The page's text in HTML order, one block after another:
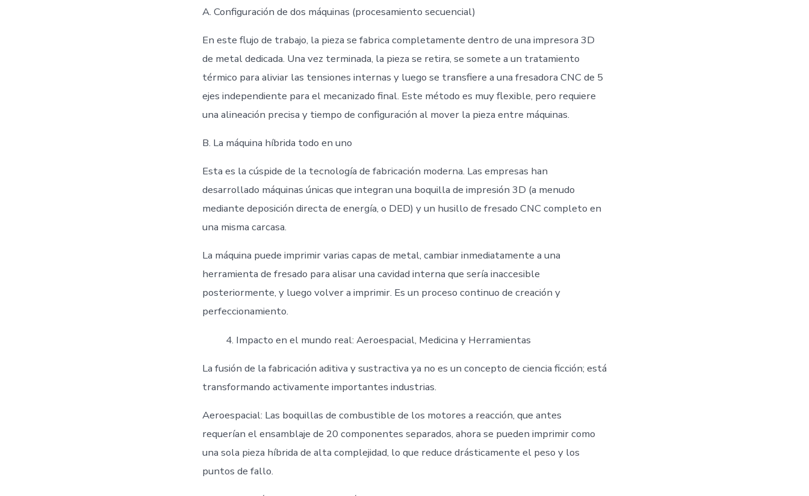
A. Configuración de dos máquinas (procesamiento secuencial)
En este flujo de trabajo, la pieza se fabrica completamente dentro de una impresora 3D
de metal dedicada. Una vez terminada, la pieza se retira, se somete a un tratamiento
térmico para aliviar las tensiones internas y luego se transfiere a una fresadora CNC de 5
ejes independiente para el mecanizado final. Este método es muy flexible, pero requiere
una alineación precisa y tiempo de configuración al mover la pieza entre máquinas.
B. La máquina híbrida todo en uno
Esta es la cúspide de la tecnología de fabricación moderna. Las empresas han
desarrollado máquinas únicas que integran una boquilla de impresión 3D (a menudo
mediante deposición directa de energía, o DED) y un husillo de fresado CNC completo en
una misma carcasa.
La máquina puede imprimir varias capas de metal, cambiar inmediatamente a una
herramienta de fresado para alisar una cavidad interna que sería inaccesible
posteriormente, y luego volver a imprimir. Es un proceso continuo de creación y
perfeccionamiento.
Impacto en el mundo real: Aeroespacial, Medicina y Herramientas
La fusión de la fabricación aditiva y sustractiva ya no es un concepto de ciencia ficción; está
transformando activamente importantes industrias.
Aeroespacial: Las boquillas de combustible de los motores a reacción, que antes
requerían el ensamblaje de 20 componentes separados, ahora se pueden imprimir como
una sola pieza híbrida de alta complejidad, lo que reduce drásticamente el peso y los
puntos de fallo.